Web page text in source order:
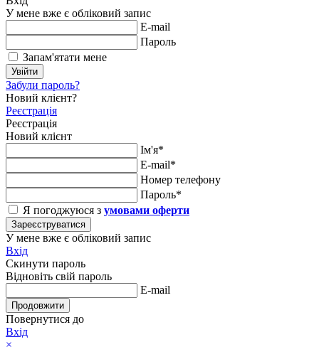
У мене вже є обліковий запис
E-mail
Пароль
Запам'ятати мене
Увійти
Забули пароль?
Новий клієнт?
Реєстрація
Реєстрація
Новий клієнт
Ім'я*
E-mail*
Номер телефону
Пароль*
Я погоджуюся з умовами оферти
Зареєструватися
У мене вже є обліковий запис
Вхід
Скинути пароль
Відновіть свій пароль
E-mail
Продовжити
Повернутися до
Вхід
×